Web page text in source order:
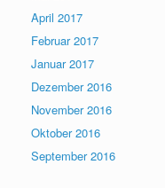
April 2017
Februar 2017
Januar 2017
Dezember 2016
November 2016
Oktober 2016
September 2016